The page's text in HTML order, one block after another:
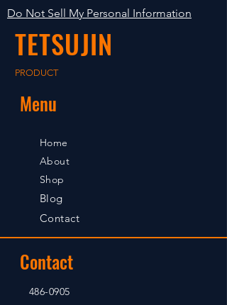
shipped in 2-5 days. Shipment to
foreign countries will be shipment
after payment confirmation.
Do Not Sell My Personal Information
TETSUJIN
PRODUCT
Menu
Home
About
Shop
Blog
Contact
Contact
486-0905